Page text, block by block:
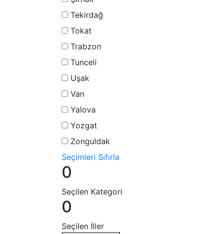
Tekirdağ
Tokat
Trabzon
Tunceli
Uşak
Van
Yalova
Yozgat
Zonguldak
Seçimleri Sıfırla
0
Seçilen Kategori
0
Seçilen İller